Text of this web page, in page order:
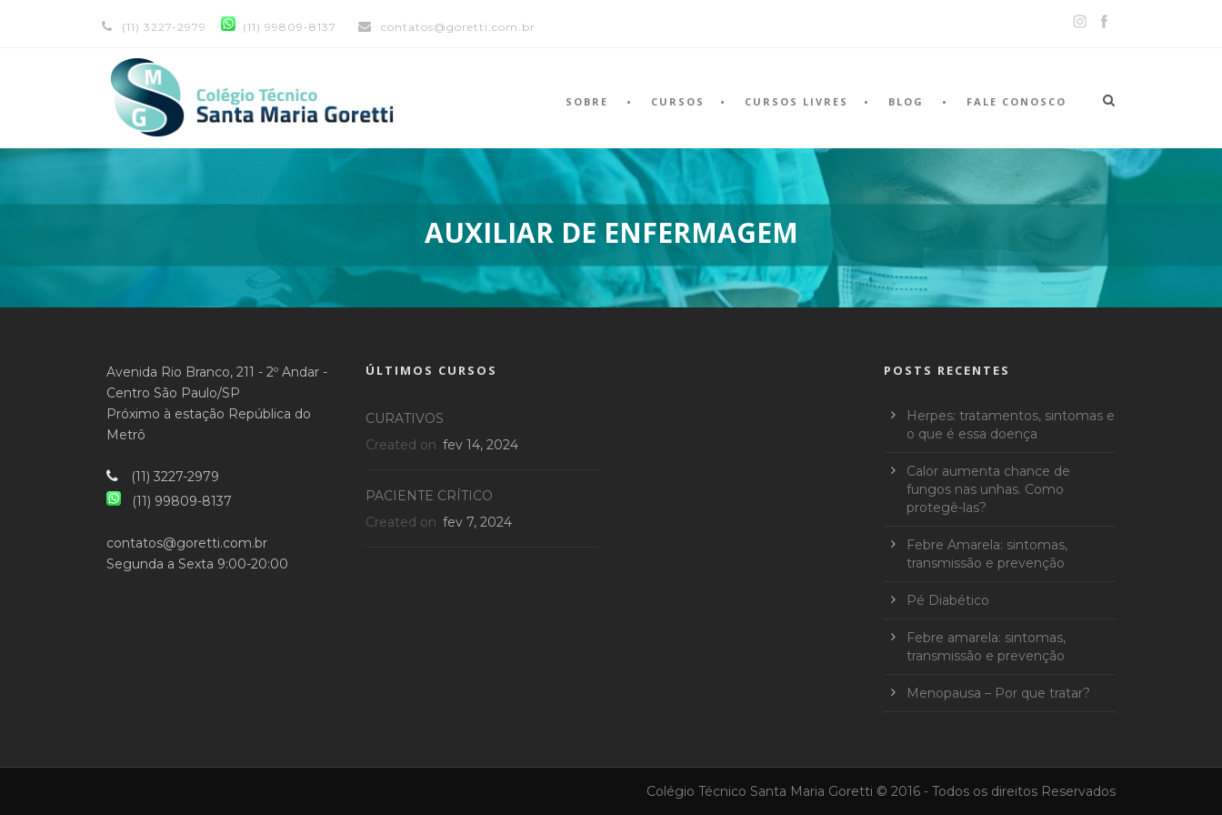
(11) 3227-2979 (11) 99809-8137 contatos@goretti.com.br
SOBRE CURSOS CURSOS LIVRES BLOG FALE CONOSCO
AUXILIAR DE ENFERMAGEM
Avenida Rio Branco, 211 - 2º Andar -
Centro São Paulo/SP
Próximo à estação República do
Metrô
(11) 3227-2979
(11) 99809-8137
contatos@goretti.com.br
Segunda a Sexta 9:00-20:00
ÚLTIMOS CURSOS
CURATIVOS
Created on fev 14, 2024
PACIENTE CRÍTICO
Created on fev 7, 2024
POSTS RECENTES
Herpes: tratamentos, sintomas e
o que é essa doença
Calor aumenta chance de
fungos nas unhas. Como
protegê-las?
Febre Amarela: sintomas,
transmissão e prevenção
Pé Diabético
Febre amarela: sintomas,
transmissão e prevenção
Menopausa – Por que tratar?
Colégio Técnico Santa Maria Goretti © 2016 - Todos os direitos Reservados